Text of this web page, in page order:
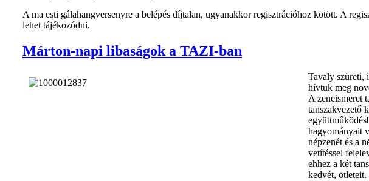
A ma esti gálahangversenyre a belépés díjtalan, ugyanakkor regisztrációhoz kötött. A
lehet tájékozódni.
Márton-napi libaságok a TAZI-ban
Tavaly szüreti,
hívtuk meg
A zeneismeret
tanszakvezető
hagyományait
népzenét és a
vetítéssel
ehhez a két
kedvét, ötleteit.